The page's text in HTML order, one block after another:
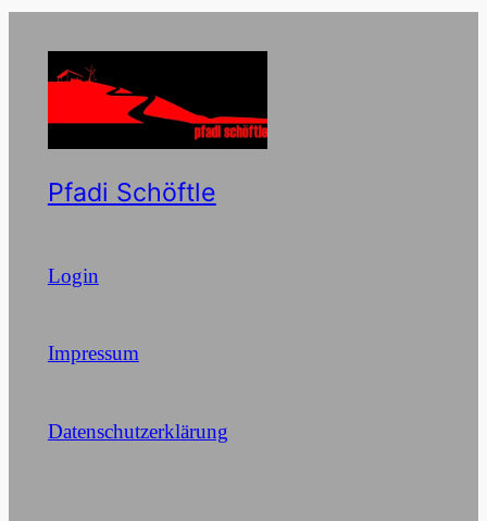
Pfadi Schöftle
Login
Impressum
Datenschutzerklärung